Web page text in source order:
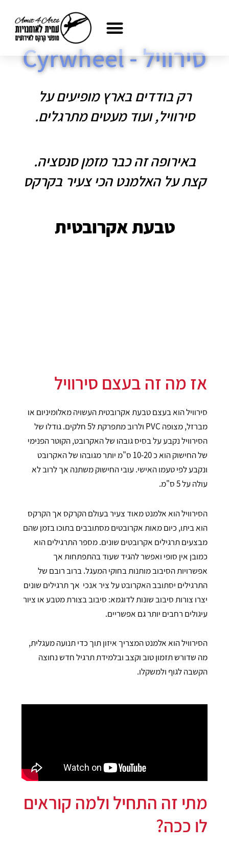
סירוויל - Cyrwheel
רק בודדים בארץ מופיעים על
סירוויל, ועוד מעטים מתרגלים.
באירופה זה כבר מזמן סנסציה.
קצת על האלמנט הכי צעיר בקרקס
טבעת אקרובטית
אז מה זה בעצם סירוויל
סירוויל הוא בעצם טבעת אקרובטית העשויה מאלומיניום או
מברזל, מצופה PVC ולרוב מתפרקת ל5 חלקים. גודלו של
הסירוויל נקבע על בסיס גובהו של האקרובט, הקוטר הפנימי
של החישוק הוא כ 10-20 ס"מ יותר מגובהו של האקרובט
ונקבע לפי טעמו האישי. עובי החישוק משתנה אך לרוב לא
עולה על 5 ס"מ.
הסירוויל הוא אלמנט מאוד צעיר בעולם הקרקס אך הקרקס
הוא ביתו, כיום מאות אקרובטים מסתובבים בתוכו בזמן שהם
מבצעים תרגילים אקרובטים שונים. מספר התרגילים הוא
כמובן אין סופי ואפשר להגיד שעוד בהתפתחות אך
אפשרויות הסיבוב מותנות בחוקי המעגל. ברוב רובם של
התרגילים יסתובב האקרובט על ציר אנכי אך תרגילים שונים
יצרו צורות סיבוב שונות לדוגמא: סיבוב בצורת מטבע או ציור
עיגולים רחבים יותר גם אפשריים.
הסירוויל הוא אלמנט המצריך איזון תוך כדי תנועה מעגלית,
מה שדורש תזמון טוב וקצב ובלמידת תרגיל חדש נחוצה
הקשבה לגוף ולמשקלו.
מתי זה התחיל ולמה קוראים
לו ככה?